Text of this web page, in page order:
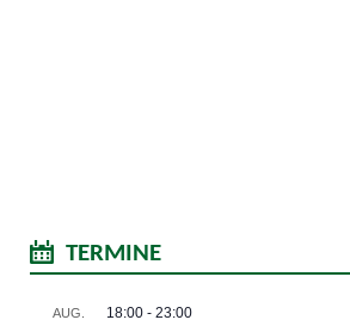
TERMINE
AUG. 18:00 - 23:00